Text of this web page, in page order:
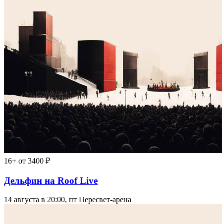
16+ от 3400 ₽
Дельфин на Roof Live
14 августа в 20:00, пт Пересвет-арена